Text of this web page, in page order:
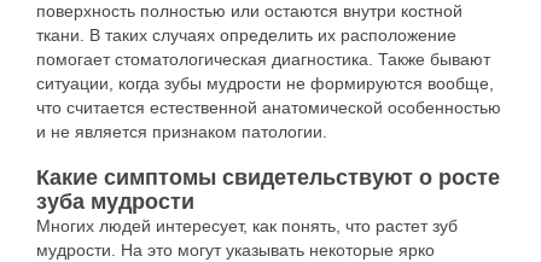
поверхность полностью или остаются внутри костной
ткани. В таких случаях определить их расположение
помогает стоматологическая диагностика. Также бывают
ситуации, когда зубы мудрости не формируются вообще,
что считается естественной анатомической особенностью
и не является признаком патологии.
Какие симптомы свидетельствуют о росте
зуба мудрости
Многих людей интересует, как понять, что растет зуб
мудрости. На это могут указывать некоторые ярко